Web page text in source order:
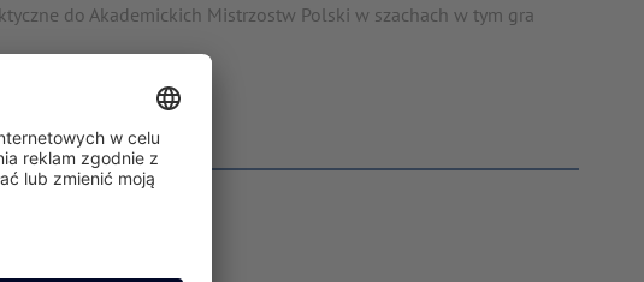
do Akademickich Mistrzostw Polski w szachach w tym gra